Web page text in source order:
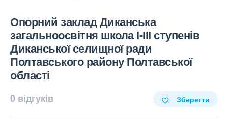
Опорний заклад Диканська
загальноосвітня школа І-ІІІ ступенів
Диканської селищної ради
Полтавського району Полтавської
області
0 відгуків Зберегти